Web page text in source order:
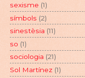
sexisme (1)
símbols (2)
sinestèsia (11)
so (1)
sociologia (21)
Sol Martínez (1)